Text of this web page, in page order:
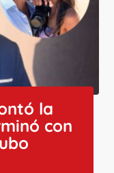
la
con